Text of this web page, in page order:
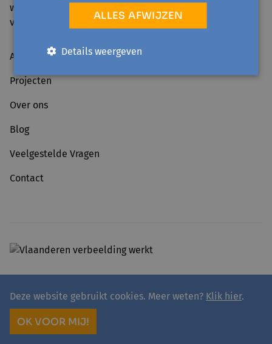
wo, do: 09.00-16.00 u.
vr: 09.00-12.30 u.
Activiteiten
Projecten
Over ons
Blog
Veelgestelde Vragen
Contact
© 2026 - avansa
Privacy
Avansa rivierenland vzw
site by
Deze website gebruikt cookies. Meer weten? Klik hier.
OK VOOR MIJ!
ALLES AFWIJZEN
Details weergeven